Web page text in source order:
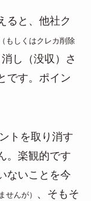
ると、他社ク
（もしくはクレカ削除
し（没収）さ
です。ポイン
トを取り消す
。楽観的です
ないことを今
せんが）
、そもそ